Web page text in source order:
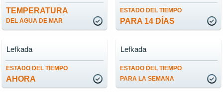
TEMPERATURA
DEL AGUA DE MAR
ESTADO DEL TIEMPO
PARA 14 DÍAS
ESTADO DEL TIEMPO
AHORA
Lefkada
ESTADO DEL TIEMPO
PARA LA SEMANA
Lefkada